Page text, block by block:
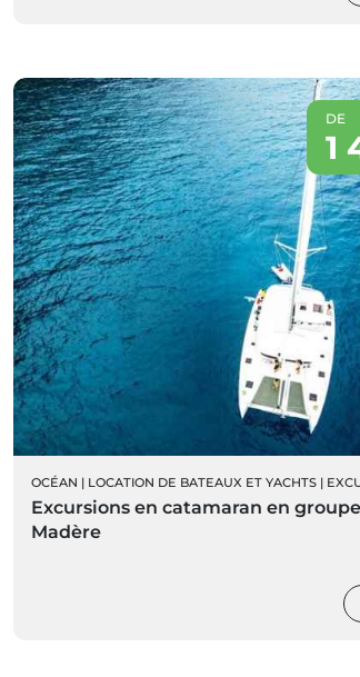
DE
1
OCÉAN | LOCATION DE BATEAUX ET YACHTS |
Excursions en catamaran en
Madère